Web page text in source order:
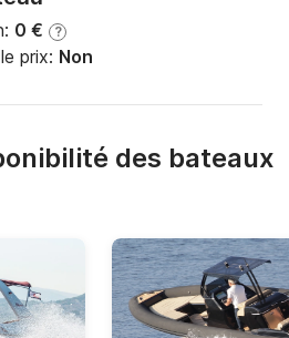
0 € ?
prix: Non
des bateaux